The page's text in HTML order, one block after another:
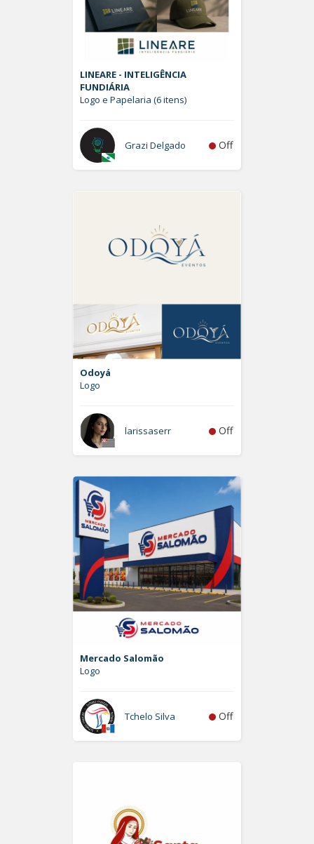
LINEARE - INTELIGÊNCIA
FUNDIÁRIA
Logo e Papelaria (6 itens)
Grazi Delgado Off
Odoyá
Logo
larissaserr Off
Mercado Salomão
Logo
Tchelo Silva Off